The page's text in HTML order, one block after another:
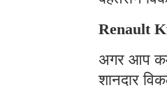
Renault
अगर आप
शानदार